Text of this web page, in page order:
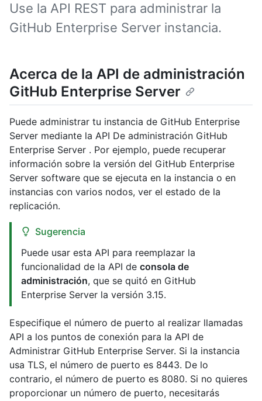
Use la API REST para administrar la
GitHub Enterprise Server instancia.
Acerca de la API de administración
GitHub Enterprise Server
Puede administrar tu instancia de GitHub Enterprise
Server mediante la API De administración GitHub
Enterprise Server . Por ejemplo, puede recuperar
información sobre la versión del GitHub Enterprise
Server software que se ejecuta en la instancia o en
instancias con varios nodos, ver el estado de la
replicación.
Sugerencia
Puede usar esta API para reemplazar la
funcionalidad de la API de consola de
administración, que se quitó en GitHub
Enterprise Server la versión 3.15.
Especifique el número de puerto al realizar llamadas
API a los puntos de conexión para la API de
Administrar GitHub Enterprise Server. Si la instancia
usa TLS, el número de puerto es 8443. De lo
contrario, el número de puerto es 8080. Si no quieres
proporcionar un número de puerto, necesitarás